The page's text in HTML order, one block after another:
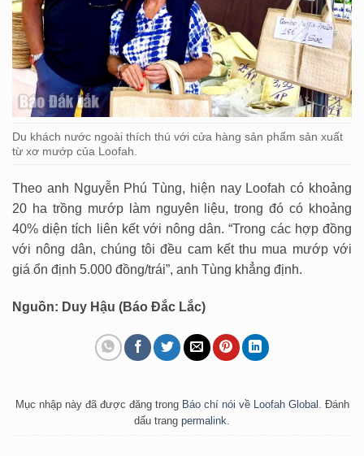
Du khách nước ngoài thích thú với cửa hàng sản phẩm sản xuất
từ xơ mướp của Loofah.
Theo anh Nguyễn Phú Tùng, hiện nay Loofah có khoảng
20 ha trồng mướp làm nguyên liệu, trong đó có khoảng
40% diện tích liên kết với nông dân. “Trong các hợp đồng
với nông dân, chúng tôi đều cam kết thu mua mướp với
giá ổn định 5.000 đồng/trái”, anh Tùng khẳng định.
Nguồn: Duy Hậu (Báo Đắc Lắc)
Mục nhập này đã được đăng trong Báo chí nói về Loofah Global . Đánh
dấu trang permalink